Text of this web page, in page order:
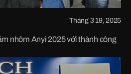
Tháng 3 19, 2025
nhôm Anyi 2025 với thành công